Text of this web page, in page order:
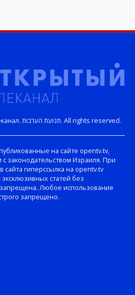
Copyright © Открытый телеканал. תנועת הערבות. All rights reserved.
на сайте opentv.tv,
с законодательством Израиля. При
гиперссылка на opentv.tv
статей без
запрещена. Любое использование
запрещено.